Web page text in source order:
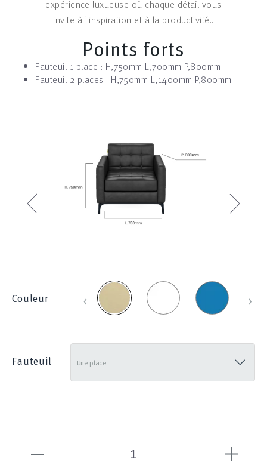
expérience luxueuse où chaque détail vous
invite à l'inspiration et à la productivité..
Points forts
Fauteuil 1 place : H,750mm L,700mm P,800mm
Fauteuil 2 places : H,750mm L,1400mm P,800mm
‹ ›
Couleur
Beige
_
830
Blanc_100EBleu
_
1214
‹ ›
Fauteuil